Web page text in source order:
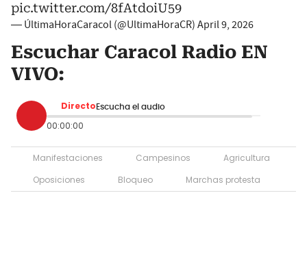
pic.twitter.com/8fAtdoiU59
— ÚltimaHoraCaracol (@UltimaHoraCR) April 9, 2026
Escuchar Caracol Radio EN
VIVO:
Directo Escucha el audio
00:00:00
Manifestaciones Campesinos
Agricultura
Oposiciones
Bloqueo Marchas protesta